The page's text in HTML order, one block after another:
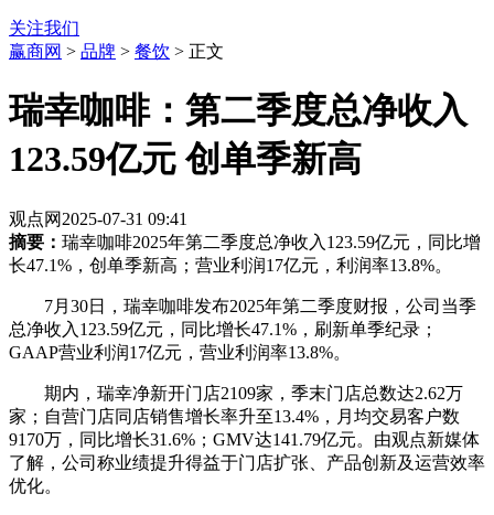
关注我们
赢商网 > 品牌 > 餐饮 > 正文
瑞幸咖啡：第二季度总净收入
123.59亿元 创单季新高
观点网 2025-07-31 09:41
摘要： 瑞幸咖啡2025年第二季度总净收入123.59亿元，同比增
长47.1%，创单季新高；营业利润17亿元，利润率13.8%。
7月30日，瑞幸咖啡发布2025年第二季度财报，公司当季
总净收入123.59亿元，同比增长47.1%，刷新单季纪录；
GAAP营业利润17亿元，营业利润率13.8%。
期内，瑞幸净新开门店2109家，季末门店总数达2.62万
家；自营门店同店销售增长率升至13.4%，月均交易客户数
9170万，同比增长31.6%；GMV达141.79亿元。由观点新媒体
了解，公司称业绩提升得益于门店扩张、产品创新及运营效率
优化。